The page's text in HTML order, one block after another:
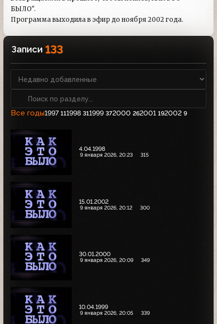
БЫЛО".
Программа выходила в эфир до ноября 2002 года.
Записи 133
Все годы1997 111998 311999 372000 262001 192002 9
4.04.1998
9 января 2026, 20:23 315
15.01.2002
9 января 2026, 20:12 300
30.01.2000
9 января 2026, 20:09 349
10.04.1999
9 января 2026, 20:05 339